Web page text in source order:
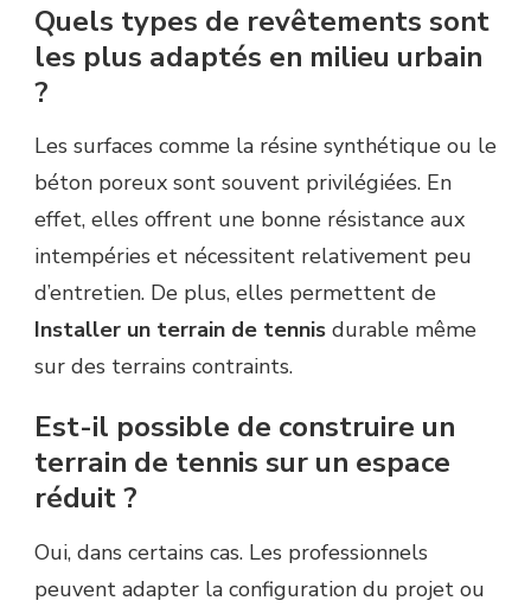
Quels types de revêtements sont
les plus adaptés en milieu urbain
?
Les surfaces comme la résine synthétique ou le
béton poreux sont souvent privilégiées. En
effet, elles offrent une bonne résistance aux
intempéries et nécessitent relativement peu
d’entretien. De plus, elles permettent de
Installer un terrain de tennis durable même
sur des terrains contraints.
Est-il possible de construire un
terrain de tennis sur un espace
réduit ?
Oui, dans certains cas. Les professionnels
peuvent adapter la configuration du projet ou